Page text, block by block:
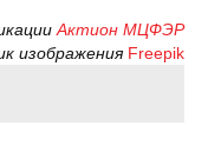
Актион МЦФЭР
изображения Freepik